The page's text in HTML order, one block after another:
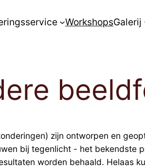
WorkshopsGalerij
zijn ontworpen en
bij tegenlicht - het bekendste
worden behaald. Helaas